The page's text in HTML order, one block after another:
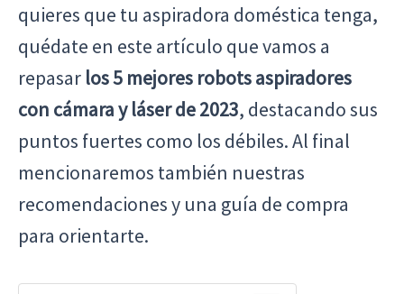
quieres que tu aspiradora doméstica tenga,
quédate en este artículo que vamos a
repasar los 5 mejores robots aspiradores
con cámara y láser de 2023, destacando sus
puntos fuertes como los débiles. Al final
mencionaremos también nuestras
recomendaciones y una guía de compra
para orientarte.